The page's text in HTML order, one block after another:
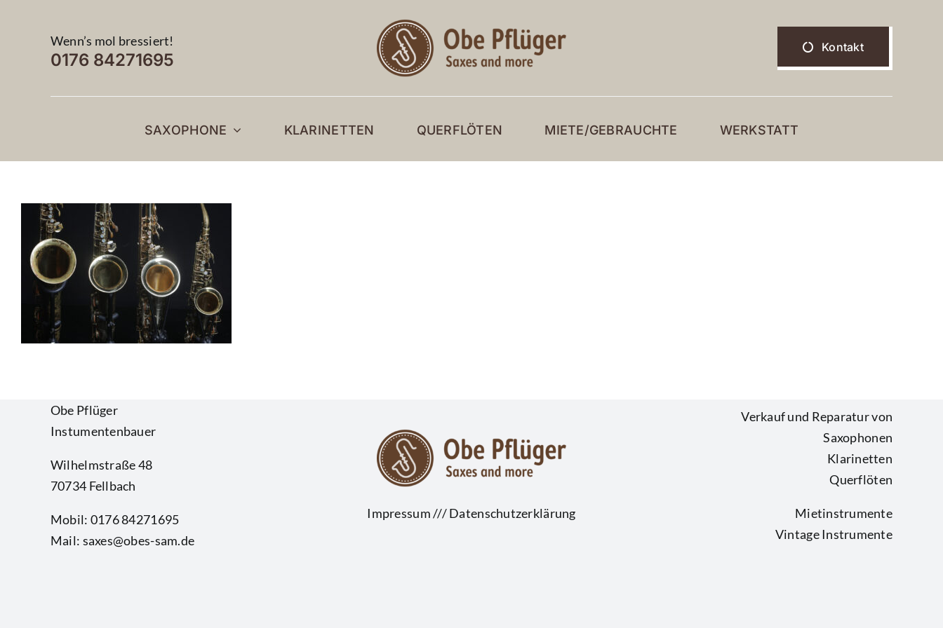
Wenn’s mol bressiert!
0176 84271695
Kontakt
SAXOPHONE KLARINETTEN QUERFLÖTEN MIETE/GEBRAUCHTE WERKSTATT
Obe Pflüger
Instumentenbauer
Wilhelmstraße 48
70734 Fellbach
Mobil: 0176 84271695
Mail: saxes@obes-sam.de
Impressum///Datenschutzerklärung
Verkauf und Reparatur von
Saxophonen
Klarinetten
Querflöten
Mietinstrumente
Vintage Instrumente